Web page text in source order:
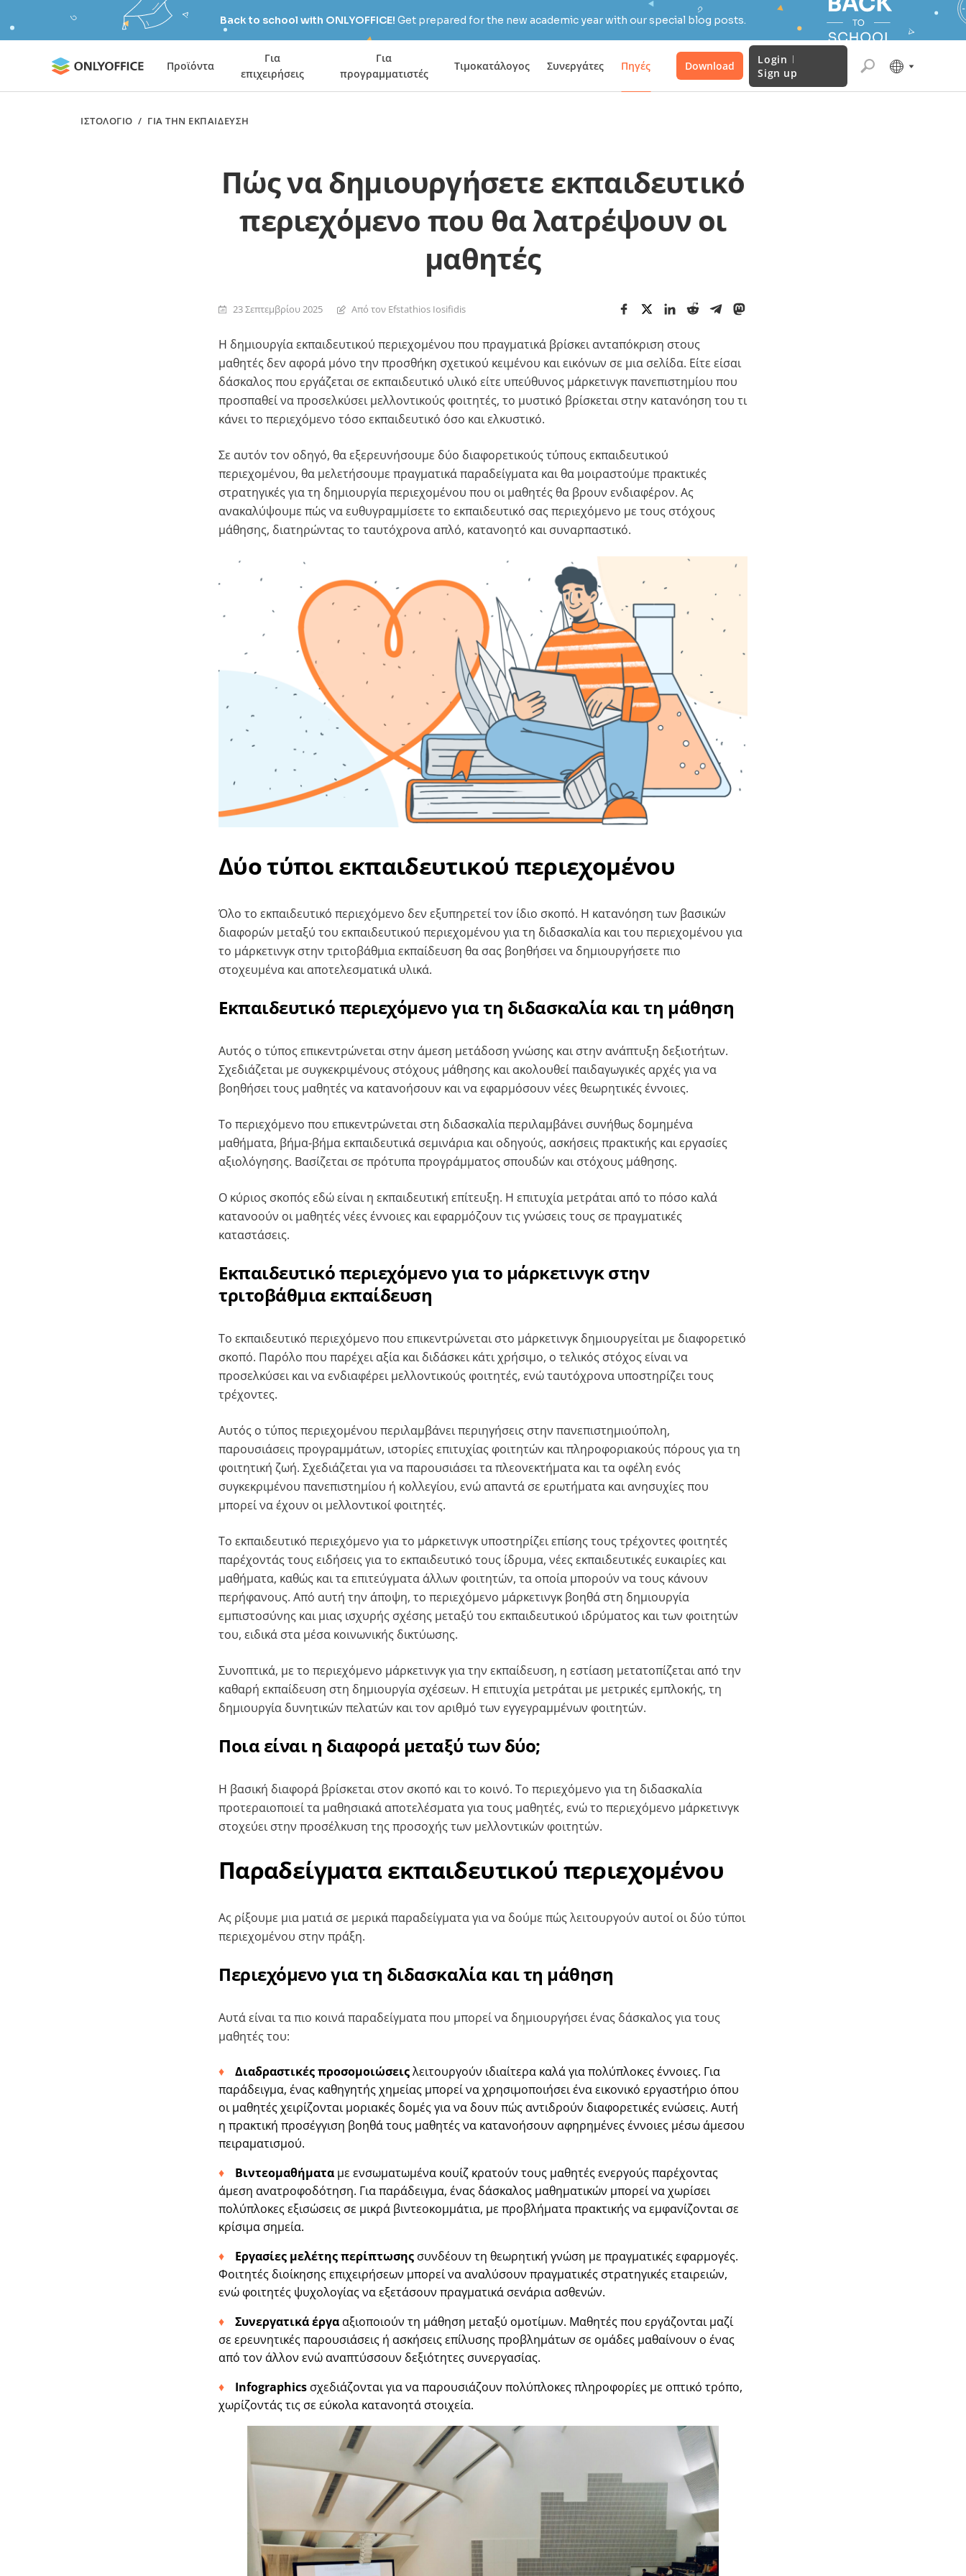
Back to school with ONLYOFFICE! Get prepared for the new academic year with our special blog posts.
Προϊόντα
Για
επιχειρήσεις
Για
προγραμματιστές
Τιμοκατάλογος Συνεργάτες Πηγές Download
Login
Sign up
ΙΣΤΟΛΌΓΙΟ / ΓΙΑ ΤΗΝ ΕΚΠΑΊΔΕΥΣΗ
Πώς να δημιουργήσετε εκπαιδευτικό
περιεχόμενο που θα λατρέψουν οι
μαθητές
23 Σεπτεμβρίου 2025 Από τον Efstathios Iosifidis
Η δημιουργία εκπαιδευτικού περιεχομένου που πραγματικά βρίσκει ανταπόκριση στους
μαθητές δεν αφορά μόνο την προσθήκη σχετικού κειμένου και εικόνων σε μια σελίδα. Είτε είσαι
δάσκαλος που εργάζεται σε εκπαιδευτικό υλικό είτε υπεύθυνος μάρκετινγκ πανεπιστημίου που
προσπαθεί να προσελκύσει μελλοντικούς φοιτητές, το μυστικό βρίσκεται στην κατανόηση του τι
κάνει το περιεχόμενο τόσο εκπαιδευτικό όσο και ελκυστικό.
Σε αυτόν τον οδηγό, θα εξερευνήσουμε δύο διαφορετικούς τύπους εκπαιδευτικού
περιεχομένου, θα μελετήσουμε πραγματικά παραδείγματα και θα μοιραστούμε πρακτικές
στρατηγικές για τη δημιουργία περιεχομένου που οι μαθητές θα βρουν ενδιαφέρον. Ας
ανακαλύψουμε πώς να ευθυγραμμίσετε το εκπαιδευτικό σας περιεχόμενο με τους στόχους
μάθησης, διατηρώντας το ταυτόχρονα απλό, κατανοητό και συναρπαστικό.
Δύο τύποι εκπαιδευτικού περιεχομένου
Όλο το εκπαιδευτικό περιεχόμενο δεν εξυπηρετεί τον ίδιο σκοπό. Η κατανόηση των βασικών
διαφορών μεταξύ του εκπαιδευτικού περιεχομένου για τη διδασκαλία και του περιεχομένου για
το μάρκετινγκ στην τριτοβάθμια εκπαίδευση θα σας βοηθήσει να δημιουργήσετε πιο
στοχευμένα και αποτελεσματικά υλικά.
Εκπαιδευτικό περιεχόμενο για τη διδασκαλία και τη μάθηση
Αυτός ο τύπος επικεντρώνεται στην άμεση μετάδοση γνώσης και στην ανάπτυξη δεξιοτήτων.
Σχεδιάζεται με συγκεκριμένους στόχους μάθησης και ακολουθεί παιδαγωγικές αρχές για να
βοηθήσει τους μαθητές να κατανοήσουν και να εφαρμόσουν νέες θεωρητικές έννοιες.
Το περιεχόμενο που επικεντρώνεται στη διδασκαλία περιλαμβάνει συνήθως δομημένα
μαθήματα, βήμα-βήμα εκπαιδευτικά σεμινάρια και οδηγούς, ασκήσεις πρακτικής και εργασίες
αξιολόγησης. Βασίζεται σε πρότυπα προγράμματος σπουδών και στόχους μάθησης.
Ο κύριος σκοπός εδώ είναι η εκπαιδευτική επίτευξη. Η επιτυχία μετράται από το πόσο καλά
κατανοούν οι μαθητές νέες έννοιες και εφαρμόζουν τις γνώσεις τους σε πραγματικές
καταστάσεις.
Εκπαιδευτικό περιεχόμενο για το μάρκετινγκ στην
τριτοβάθμια εκπαίδευση
Το εκπαιδευτικό περιεχόμενο που επικεντρώνεται στο μάρκετινγκ δημιουργείται με διαφορετικό
σκοπό. Παρόλο που παρέχει αξία και διδάσκει κάτι χρήσιμο, ο τελικός στόχος είναι να
προσελκύσει και να ενδιαφέρει μελλοντικούς φοιτητές, ενώ ταυτόχρονα υποστηρίζει τους
τρέχοντες.
Αυτός ο τύπος περιεχομένου περιλαμβάνει περιηγήσεις στην πανεπιστημιούπολη,
παρουσιάσεις προγραμμάτων, ιστορίες επιτυχίας φοιτητών και πληροφοριακούς πόρους για τη
φοιτητική ζωή. Σχεδιάζεται για να παρουσιάσει τα πλεονεκτήματα και τα οφέλη ενός
συγκεκριμένου πανεπιστημίου ή κολλεγίου, ενώ απαντά σε ερωτήματα και ανησυχίες που
μπορεί να έχουν οι μελλοντικοί φοιτητές.
Το εκπαιδευτικό περιεχόμενο για το μάρκετινγκ υποστηρίζει επίσης τους τρέχοντες φοιτητές
παρέχοντάς τους ειδήσεις για το εκπαιδευτικό τους ίδρυμα, νέες εκπαιδευτικές ευκαιρίες και
μαθήματα, καθώς και τα επιτεύγματα άλλων φοιτητών, τα οποία μπορούν να τους κάνουν
περήφανους. Από αυτή την άποψη, το περιεχόμενο μάρκετινγκ βοηθά στη δημιουργία
εμπιστοσύνης και μιας ισχυρής σχέσης μεταξύ του εκπαιδευτικού ιδρύματος και των φοιτητών
του, ειδικά στα μέσα κοινωνικής δικτύωσης.
Συνοπτικά, με το περιεχόμενο μάρκετινγκ για την εκπαίδευση, η εστίαση μετατοπίζεται από την
καθαρή εκπαίδευση στη δημιουργία σχέσεων. Η επιτυχία μετράται με μετρικές εμπλοκής, τη
δημιουργία δυνητικών πελατών και τον αριθμό των εγγεγραμμένων φοιτητών.
Ποια είναι η διαφορά μεταξύ των δύο;
Η βασική διαφορά βρίσκεται στον σκοπό και το κοινό. Το περιεχόμενο για τη διδασκαλία
προτεραιοποιεί τα μαθησιακά αποτελέσματα για τους μαθητές, ενώ το περιεχόμενο μάρκετινγκ
στοχεύει στην προσέλκυση της προσοχής των μελλοντικών φοιτητών.
Παραδείγματα εκπαιδευτικού περιεχομένου
Ας ρίξουμε μια ματιά σε μερικά παραδείγματα για να δούμε πώς λειτουργούν αυτοί οι δύο τύποι
περιεχομένου στην πράξη.
Περιεχόμενο για τη διδασκαλία και τη μάθηση
Αυτά είναι τα πιο κοινά παραδείγματα που μπορεί να δημιουργήσει ένας δάσκαλος για τους
μαθητές του:
Διαδραστικές προσομοιώσειςλειτουργούν ιδιαίτερα καλά για πολύπλοκες έννοιες. Για
παράδειγμα, ένας καθηγητής χημείας μπορεί να χρησιμοποιήσει ένα εικονικό εργαστήριο όπου
οι μαθητές χειρίζονται μοριακές δομές για να δουν πώς αντιδρούν διαφορετικές ενώσεις. Αυτή
η πρακτική προσέγγιση βοηθά τους μαθητές να κατανοήσουν αφηρημένες έννοιες μέσω άμεσου
πειραματισμού.
Βιντεομαθήματα με ενσωματωμένα κουίζ κρατούν τους μαθητές ενεργούς παρέχοντας
άμεση ανατροφοδότηση. Για παράδειγμα, ένας δάσκαλος μαθηματικών μπορεί να χωρίσει
πολύπλοκες εξισώσεις σε μικρά βιντεοκομμάτια, με προβλήματα πρακτικής να εμφανίζονται σε
κρίσιμα σημεία.
Εργασίες μελέτης περίπτωσης συνδέουν τη θεωρητική γνώση με πραγματικές εφαρμογές.
Φοιτητές διοίκησης επιχειρήσεων μπορεί να αναλύσουν πραγματικές στρατηγικές εταιρειών,
ενώ φοιτητές ψυχολογίας να εξετάσουν πραγματικά σενάρια ασθενών.
Συνεργατικά έργααξιοποιούν τη μάθηση μεταξύ ομοτίμων. Μαθητές που εργάζονται μαζί
σε ερευνητικές παρουσιάσεις ή ασκήσεις επίλυσης προβλημάτων σε ομάδες μαθαίνουν ο ένας
από τον άλλον ενώ αναπτύσσουν δεξιότητες συνεργασίας.
Infographics σχεδιάζονται για να παρουσιάζουν πολύπλοκες πληροφορίες με οπτικό τρόπο,
χωρίζοντάς τις σε εύκολα κατανοητά στοιχεία.